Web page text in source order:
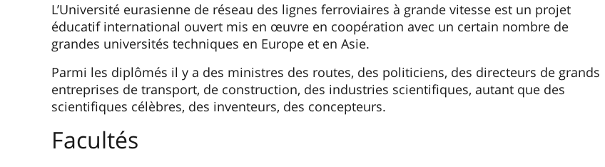
L’Université eurasienne de réseau des lignes ferroviaires à grande vitesse est un projet
éducatif international ouvert mis en œuvre en coopération avec un certain nombre de
grandes universités techniques en Europe et en Asie.
Parmi les diplômés il y a des ministres des routes, des politiciens, des directeurs de grands
entreprises de transport, de construction, des industries scientifiques, autant que des
scientifiques célèbres, des inventeurs, des concepteurs.
Facultés